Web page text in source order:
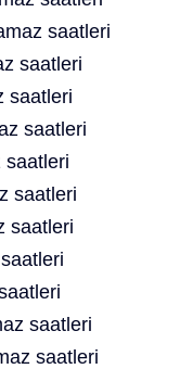
saatleri
saatleri
saatleri
saatleri
saatleri
saatleri
saatleri
saatleri
saatleri